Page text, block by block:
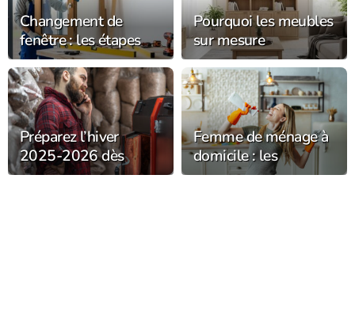
Changement de
fenêtre : les étapes
clés pour réussir vos
travaux
Pourquoi les meubles
sur mesure
subliment-ils votre
intérieur avec
élégance ?
Préparez l’hiver
2025-2026 dès
maintenant :
Femme de ménage à
domicile : les
meilleurs conseils